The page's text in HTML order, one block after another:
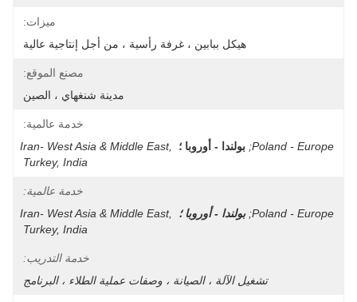
ميزات:
هيكل ببابين ، غرفة رأسية ، من أجل إنتاجية عالية
مصنع الموقع:
مدينة شنغهاي ، الصين
خدمة عالمية:
Poland - Europe; بولندا - أوروبا ؛
Iran- West Asia & Middle East,
Turkey, India
خدمة عالمية:
Poland - Europe; بولندا - أوروبا ؛
Iran- West Asia & Middle East,
Turkey, India
خدمة التدريب:
تشغيل الآلة ، الصيانة ، وصفات عملية الطلاء ، البرنامج